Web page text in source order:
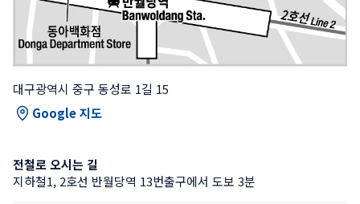
대구광역시 중구 동성로 1길 15
Google 지도
전철로 오시는 길
지하철1, 2호선 반월당역 13번출구에서 도보 3분